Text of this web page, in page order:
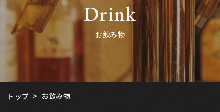
Drink
お飲み物
トップ > お飲み物